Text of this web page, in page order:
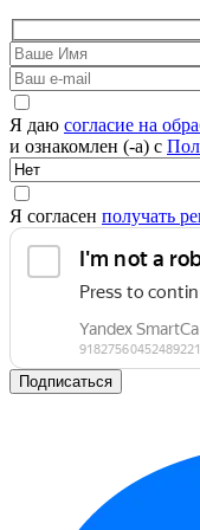
Я даю согласие на
и ознакомлен (-а) с
Я согласен получать